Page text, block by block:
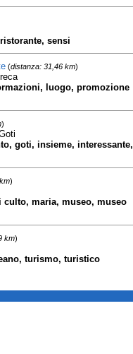
sensi
(distanza: 31,46 km)
luogo, promozione
)
goti, insieme, interessante,
)
maria, museo, museo
km)
turismo, turistico